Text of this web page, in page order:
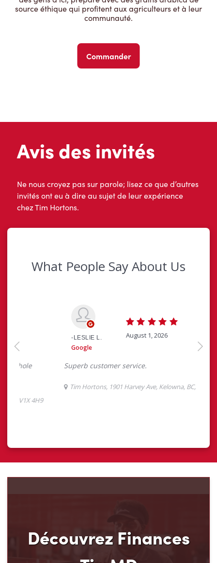
source éthique qui profitent aux agriculteurs et à leur
communauté.
Commander
Avis des invités
Ne nous croyez pas sur parole; lisez ce que d’autres
invités ont eu à dire au sujet de leur expérience
chez Tim Hortons.
TimMD